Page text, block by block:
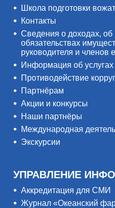
Школа подготовки
Контакты
Сведения о доходах,
обязательствах
руководителя и членов
Информация об
Противодействие
Партнёрам
Акции и конкурсы
Наши партнёры
Международная
Экскурсии
УПРАВЛЕНИЕ
Аккредитация для СМИ
Журнал «Океанский